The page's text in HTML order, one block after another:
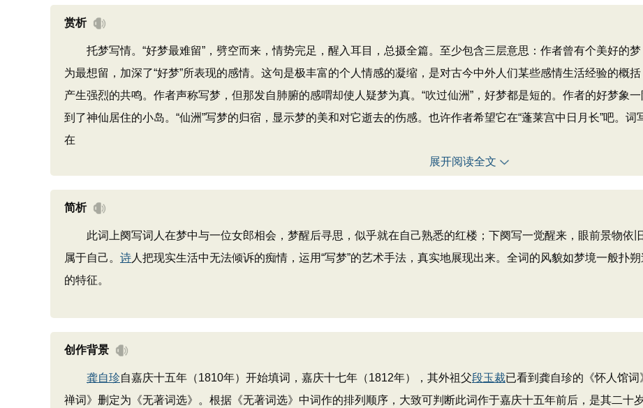
赏析
托梦写情。“好梦最难留”，劈空而来，情势完足，醒入耳目，总摄全篇。至少包含三层意思：作者曾有个美好的梦
为最想留，加深了“好梦”所表现的感情。这句是极丰富的个人情感的凝缩，是对古今中外人们某些感情生活经验的概
产生强烈的共鸣。作者声称写梦，但那发自肺腑的感喟却使人疑梦为真。“吹过仙洲”，好梦都是短的。作者的好梦象
到了神仙居住的小岛。“仙洲”写梦的归宿，显示梦的美和对它逝去的伤感。也许作者希望它在“蓬莱宫中日月长”吧。
在
展开阅读全文
简析
此词上阕写词人在梦中与一位女郎相会，梦醒后寻思，似乎就在自己熟悉的红楼；下阕写一觉醒来，眼前景物依
属于自己。 诗人把现实生活中无法倾诉的痴情，运用“写梦”的艺术手法，真实地展现出来。全词的风貌如梦境一般扑
的特征。
创作背景
龚自珍自嘉庆十五年（1810年）开始填词，嘉庆十七年（1812年），其外祖父段玉裁已看到龚自珍的《怀人馆
禅词》删定为《无著词选》。根据《无著词选》中词作的排列顺序，大致可判断此词作于嘉庆十五年前后，是其二十